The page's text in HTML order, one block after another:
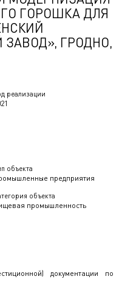
реализации
объекта
предприятия
объекта
промышленность
ГОРОШКА ДЛЯ
ГРОДНО,
документации по